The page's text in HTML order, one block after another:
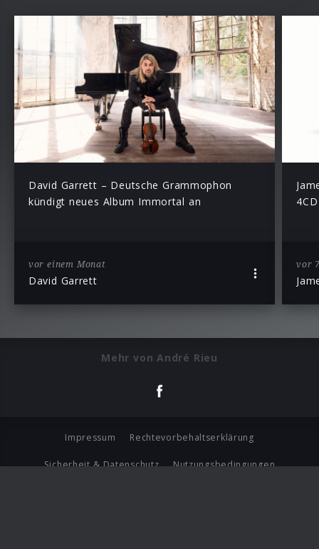
David Garrett – Deutsche Grammophon
kündigt neues Album Immortal an
vor einem Monat
David Garrett
vor
Mehr von André Rieu
Impressum Rechtevorbehaltserklärung
Sicherheit & Datenschutz Nutzungsbedingungen